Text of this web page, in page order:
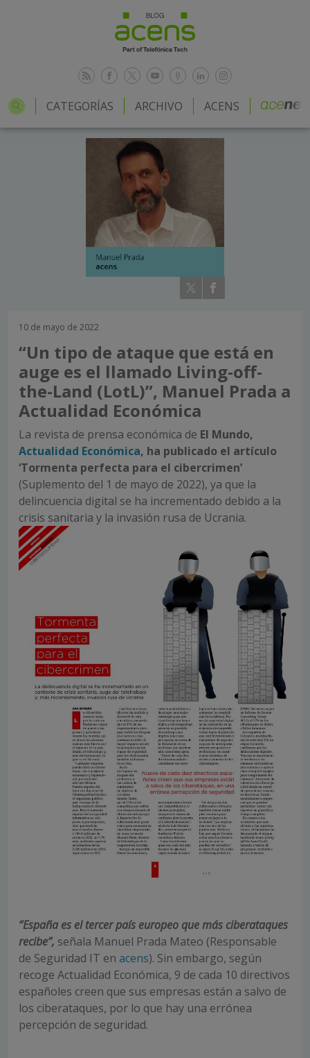
CATEGORÍAS ARCHIVO ACENS
10 de mayo de 2022
“Un tipo de ataque que está en
auge es el llamado Living-off-
the-Land (LotL)”, Manuel Prada a
Actualidad Económica
La revista de prensa económica de El Mundo,
Actualidad Económica, ha publicado el artículo
‘Tormenta perfecta para el cibercrimen’
(Suplemento del 1 de mayo de 2022), ya que la
delincuencia digital se ha incrementado debido a la
crisis sanitaria y la invasión rusa de Ucrania.
“España es el tercer país europeo que más ciberataques
recibe”, señala Manuel Prada Mateo (Responsable
de Seguridad IT en acens). Sin embargo, según
recoge Actualidad Económica, 9 de cada 10 directivos
españoles creen que sus empresas están a salvo de
los ciberataques, por lo que hay una errónea
percepción de seguridad.